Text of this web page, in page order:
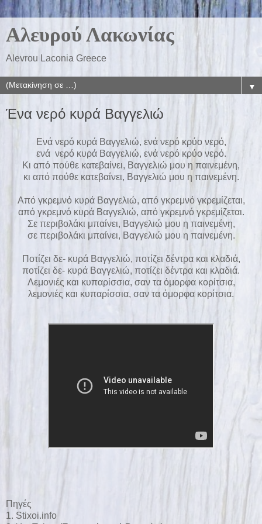
Αλευρού Λακωνίας
Alevrou Laconia Greece
▼
Ένα νερό κυρά Βαγγελιώ
Ενά νερό κυρά Βαγγελιώ, ενά νερό κρύο νερό,
ενά νερό κυρά Βαγγελιώ, ενά νερό κρύο νερό.
Κι από πούθε κατεβαίνει, Βαγγελιώ μου η παινεμένη,
κι από πούθε κατεβαίνει, Βαγγελιώ μου η παινεμένη.
Από γκρεμνό κυρά Βαγγελιώ, από γκρεμνό γκρεμίζεται,
από γκρεμνό κυρά Βαγγελιώ, από γκρεμνό γκρεμίζεται.
Σε περιβολάκι μπαίνει, Βαγγελιώ μου η παινεμένη,
σε περιβολάκι μπαίνει, Βαγγελιώ μου η παινεμένη.
Ποτίζει δε- κυρά Βαγγελιώ, ποτίζει δέντρα και κλαδιά,
ποτίζει δε- κυρά Βαγγελιώ, ποτίζει δέντρα και κλαδιά.
Λεμονιές και κυπαρίσσια, σαν τα όμορφα κορίτσια,
λεμονιές και κυπαρίσσια, σαν τα όμορφα κορίτσια.
Πηγές
1. Stixoi.info